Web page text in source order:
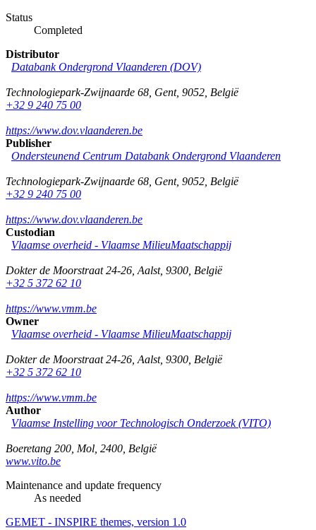
Status
Completed
Distributor
Databank Ondergrond Vlaanderen (DOV)
Technologiepark-Zwijnaarde 68 Gent, 9052 België
+32 9 240 75 00
https://www.dov.vlaanderen.be
Publisher
Ondersteunend Centrum Databank Ondergrond Vlaanderen
Technologiepark-Zwijnaarde 68 Gent, 9052 België
+32 9 240 75 00
https://www.dov.vlaanderen.be
Custodian
Vlaamse overheid - Vlaamse MilieuMaatschappij
Dokter de Moorstraat 24-26 Aalst, 9300 België
+32 5 372 62 10
https://www.vmm.be
Owner
Vlaamse overheid - Vlaamse MilieuMaatschappij
Dokter de Moorstraat 24-26 Aalst, 9300 België
+32 5 372 62 10
https://www.vmm.be
Author
Vlaamse Instelling voor Technologisch Onderzoek (VITO)
Boeretang 200 Mol 2400 België
www.vito.be
Maintenance and update frequency
As needed
GEMET - INSPIRE themes, version 1.0